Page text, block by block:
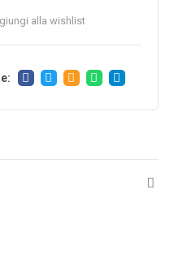
alla wishlist